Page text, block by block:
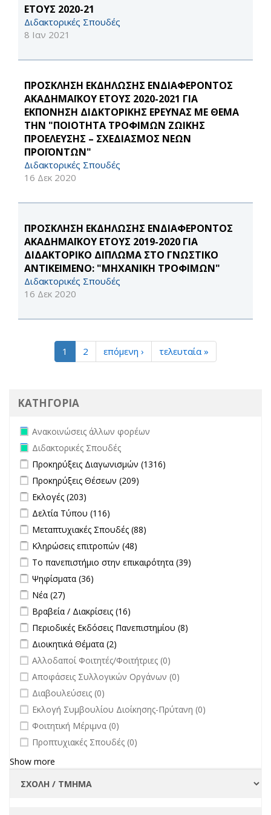
ΕΤΟΥΣ 2020-21
Διδακτορικές Σπουδές
8 Ιαν 2021
ΠΡΟΣΚΛΗΣΗ ΕΚΔΗΛΩΣΗΣ ΕΝΔΙΑΦΕΡΟΝΤΟΣ
ΑΚΑΔΗΜΑΪΚΟΥ ΕΤΟΥΣ 2020-2021 ΓΙΑ
ΕΚΠΟΝΗΣΗ ΔΙΔΚΤΟΡΙΚΗΣ ΕΡΕΥΝΑΣ ΜΕ ΘΕΜΑ
ΤΗΝ "ΠΟΙΟΤΗΤΑ ΤΡΟΦΙΜΩΝ ΖΩΙΚΗΣ
ΠΡΟΕΛΕΥΣΗΣ – ΣΧΕΔΙΑΣΜΟΣ ΝΕΩΝ
ΠΡΟΪΟΝΤΩΝ"
Διδακτορικές Σπουδές
16 Δεκ 2020
ΠΡΟΣΚΛΗΣΗ ΕΚΔΗΛΩΣΗΣ ΕΝΔΙΑΦΕΡΟΝΤΟΣ
ΑΚΑΔΗΜΑΪΚΟΥ ΕΤΟΥΣ 2019-2020 ΓΙΑ
ΔΙΔΑΚΤΟΡΙΚΟ ΔΙΠΛΩΜΑ ΣΤΟ ΓΝΩΣΤΙΚΟ
ΑΝΤΙΚΕΙΜΕΝΟ: "ΜΗΧΑΝΙΚΗ ΤΡΟΦΙΜΩΝ"
Διδακτορικές Σπουδές
16 Δεκ 2020
1 2 επόμενη › τελευταία »
ΚΑΤΗΓΟΡΙΑ
Remove Ανακοινώσεις άλλων φορέων filter
Ανακοινώσεις άλλων φορέων
Remove Διδακτορικές Σπουδές filter
Διδακτορικές Σπουδές
Apply Προκηρύξεις Διαγωνισμών filter
Προκηρύξεις Διαγωνισμών (1316)
Apply Προκηρύξεις Θέσεων filter
Προκηρύξεις Θέσεων (209)
Apply Εκλογές filter
Εκλογές (203)
Apply Δελτία Τύπου filter
Δελτία Τύπου (116)
Apply Μεταπτυχιακές Σπουδές filter
Μεταπτυχιακές Σπουδές (88)
Apply Κληρώσεις επιτροπών filter
Κληρώσεις επιτροπών (48)
Apply Το πανεπιστήμιο στην επικαιρότητα filter
Το πανεπιστήμιο στην επικαιρότητα (39)
Apply Ψηφίσματα filter
Ψηφίσματα (36)
Apply Νέα filter
Νέα (27)
Apply Βραβεία / Διακρίσεις filter
Βραβεία / Διακρίσεις (16)
Apply Περιοδικές Εκδόσεις Πανεπιστημίου filter
Περιοδικές Εκδόσεις Πανεπιστημίου (8)
Apply Διοικητικά Θέματα filter
Διοικητικά Θέματα (2)
undefined
Αλλοδαποί Φοιτητές/Φοιτήτριες (0)
undefined
Αποφάσεις Συλλογικών Οργάνων (0)
undefined
Διαβουλεύσεις (0)
undefined
Εκλογή Συμβουλίου Διοίκησης-Πρύτανη (0)
undefined
Φοιτητική Μέριμνα (0)
undefined
Προπτυχιακές Σπουδές (0)
Show more